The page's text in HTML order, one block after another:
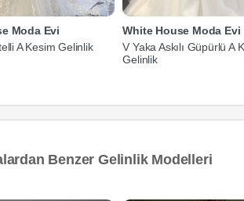
Moda Evi
A Kesim Gelinlik
White House Moda Evi
V Yaka Askılı Güpürlü A
Gelinlik
Benzer Gelinlik Modelleri